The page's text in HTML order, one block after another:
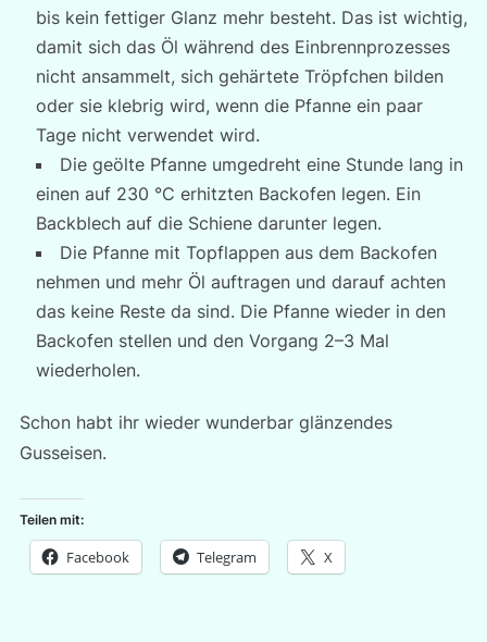
bis kein fettiger Glanz mehr besteht. Das ist wichtig,
damit sich das Öl während des Einbrennprozesses
nicht ansammelt, sich gehärtete Tröpfchen bilden
oder sie klebrig wird, wenn die Pfanne ein paar
Tage nicht verwendet wird.
Die geölte Pfanne umgedreht eine Stunde lang in
einen auf 230 °C erhitzten Backofen legen. Ein
Backblech auf die Schiene darunter legen.
Die Pfanne mit Topflappen aus dem Backofen
nehmen und mehr Öl auftragen und darauf achten
das keine Reste da sind. Die Pfanne wieder in den
Backofen stellen und den Vorgang 2–3 Mal
wiederholen.
Schon habt ihr wieder wunderbar glänzendes
Gusseisen.
Teilen mit:
Facebook Telegram X